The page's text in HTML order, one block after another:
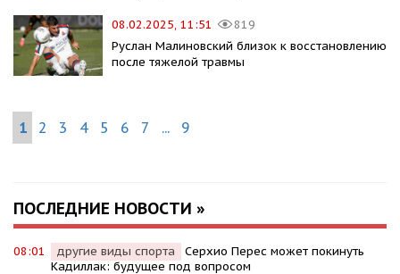
08.02.2025, 11:51
819
Руслан Малиновский близок к восстановлению
после тяжелой травмы
1 2 3 4 5 6 7 ... 9
ПОСЛЕДНИЕ НОВОСТИ »
08:01 другие виды спорта
Серхио Перес может покинуть
Кадиллак: будущее под вопросом